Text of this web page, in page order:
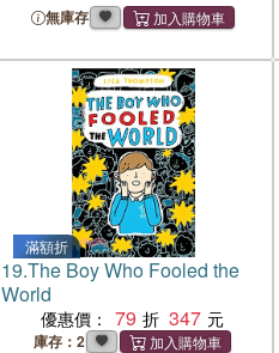
無庫存
滿額折
19.The Boy Who Fooled the
World
優惠價： 79 347
庫存：2